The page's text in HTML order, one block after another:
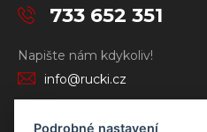
733 652 351
Napište nám kdykoliv!
info@rucki.cz
Podrobné nastavení